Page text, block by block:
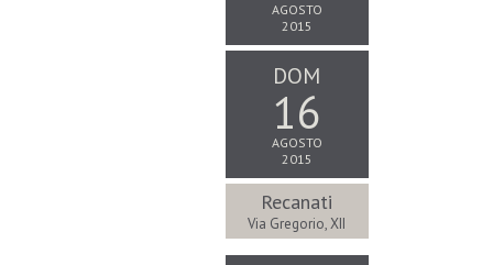
AGOSTO
2015
DOM
16
AGOSTO
2015
Recanati
Via Gregorio, XII